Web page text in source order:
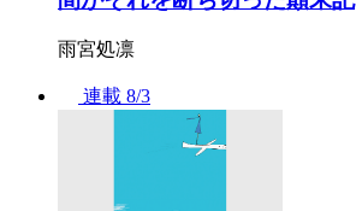
雨宮処凛
連載 8/3